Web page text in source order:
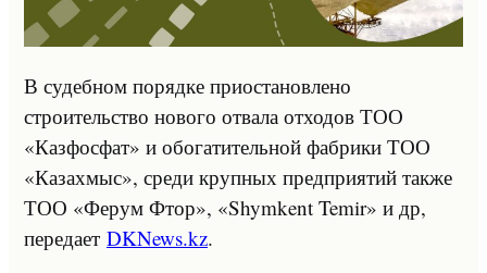
В судебном порядке приостановлено
строительство нового отвала отходов ТОО
«Казфосфат» и обогатительной фабрики ТОО
«Казахмыс», среди крупных предприятий также
ТОО «Ферум Фтор», «Shymkent Temir» и др,
передает DKNews.kz.